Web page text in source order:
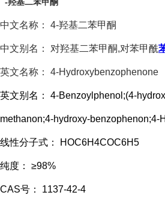
中文名称： 4-羟基二苯甲酮
中文别名： 对羟基二苯甲酮,对苯甲酰
英文名称： 4-Hydroxybenzophenone
英文别名： 4-Benzoylphenol;(4-
methanon;4-hydroxy-benzophenon;4-
线性分子式： HOC6H4COC6H5
纯度： ≥98%
CAS号： 1137-42-4